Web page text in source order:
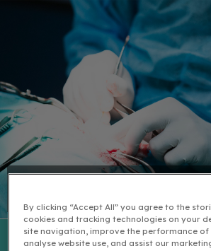
By clicking “Accept All” you agree to the
cookies and tracking technologies on your
site navigation, improve the performance of
analyse website use, and assist our